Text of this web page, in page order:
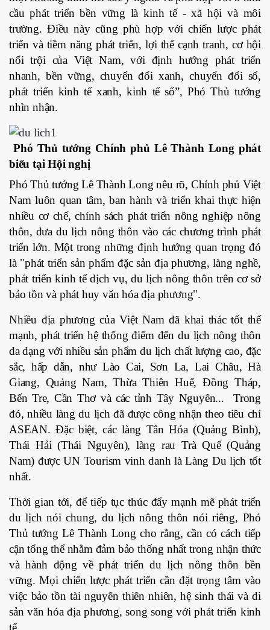
cầu phát triển bền vững là kinh tế - xã hội và môi
trường. Điều này cũng phù hợp với chiến lược phát
triển và tiềm năng phát triển, lợi thế cạnh tranh, cơ hội
nổi trội của Việt Nam, với định hướng phát triển
nhanh, bền vững, chuyển đổi xanh, chuyển đổi số,
phát triển kinh tế xanh, kinh tế số”, Phó Thủ tướng
nhìn nhận.
Phó Thủ tướng Chính phủ Lê Thành Long phát
biểu tại Hội nghị
Phó Thủ tướng Lê Thành Long nêu rõ, Chính phủ Việt
Nam luôn quan tâm, ban hành và triển khai thực hiện
nhiều cơ chế, chính sách phát triển nông nghiệp nông
thôn, đưa du lịch nông thôn vào các chương trình phát
triển lớn. Một trong những định hướng quan trọng đó
là "phát triển sản phẩm đặc sản địa phương, làng nghề,
phát triển kinh tế dịch vụ, du lịch nông thôn trên cơ sở
bảo tồn và phát huy văn hóa địa phương".
Nhiều địa phương của Việt Nam đã khai thác tốt thế
mạnh, phát triển hệ thống điểm đến du lịch nông thôn
da dạng với nhiều sản phẩm du lịch chất lượng cao, đặc
sắc, hấp dẫn, như Lào Cai, Sơn La, Lai Châu, Hà
Giang, Quảng Nam, Thừa Thiên Huế, Đồng Tháp,
Bến Tre, Cần Thơ và các tỉnh Tây Nguyên... Trong
đó, nhiều làng du lịch đã được công nhận theo tiêu chí
ASEAN. Đặc biệt, các làng Tân Hóa (Quảng Bình),
Thái Hải (Thái Nguyên), làng rau Trà Quế (Quảng
Nam) được UN Tourism vinh danh là Làng Du lịch tốt
nhất.
Thời gian tới, để tiếp tục thúc đẩy mạnh mẽ phát triển
du lịch nói chung, du lịch nông thôn nói riêng, Phó
Thủ tướng Lê Thành Long cho rằng, cần có cách tiếp
cận tổng thể nhằm đảm bảo thống nhất trong nhận thức
và hành động về phát triển du lịch nông thôn bền
vững. Mọi chiến lược phát triển cần đặt trọng tâm vào
việc bảo tồn tài nguyên thiên nhiên, hệ sinh thái và di
sản văn hóa địa phương, song song với phát triển kinh
tế.